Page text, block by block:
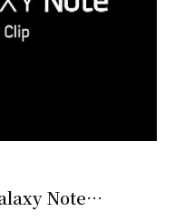
입력합니다. '포트'에
Note